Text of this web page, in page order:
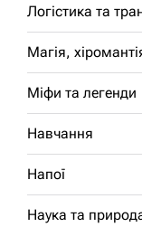
Логістика та
Магія,
Міфи та легенди
Навчання
Напої
Наука та